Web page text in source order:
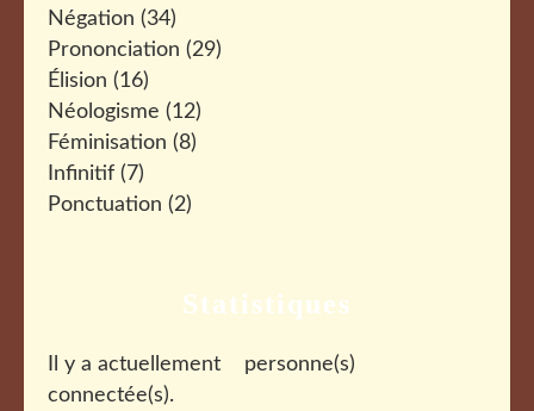
Négation (34)
Prononciation (29)
Élision (16)
Néologisme (12)
Féminisation (8)
Infinitif (7)
Ponctuation (2)
Statistiques
Il y a actuellement
personne(s)
connectée(s).